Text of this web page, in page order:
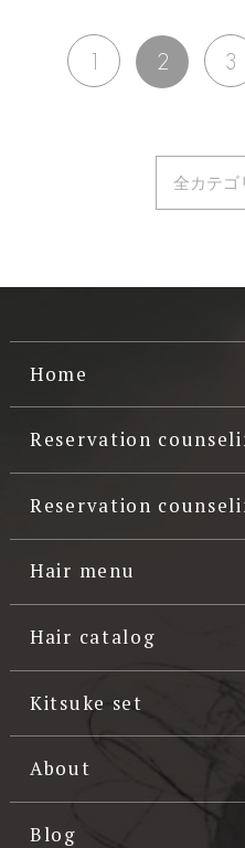
1 2 3
全カテゴ
Home
Reservation
Reservation
Hair menu
Hair catalog
Kitsuke set
About
Blog